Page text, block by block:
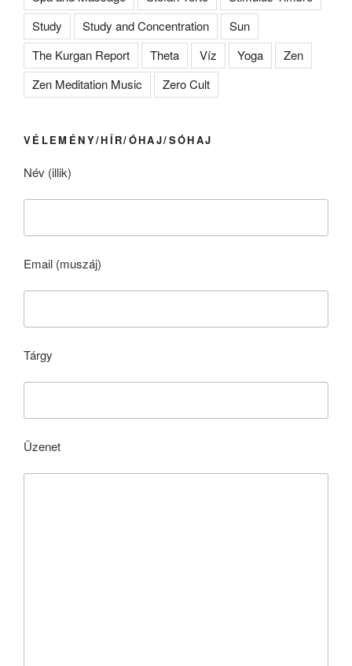
Study
Study and Concentration
Sun
The Kurgan Report
Theta Víz Yoga
Zen
Zen Meditation Music
Zero Cult
VÉLEMÉNY/HÍR/ÓHAJ/SÓHAJ
Név (illik)
Email (muszáj)
Tárgy
Üzenet